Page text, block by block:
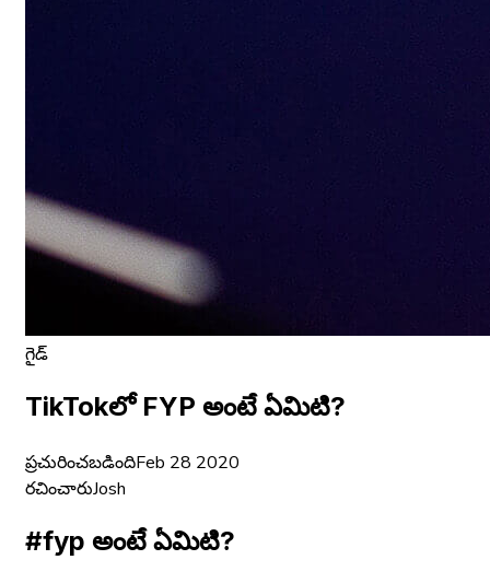
గైడ్
TikTokలో FYP అంటే ఏమిటి?
ప్రచురించబడిందిFeb 28 2020
రచించారుJosh
#fyp అంటే ఏమిటి?